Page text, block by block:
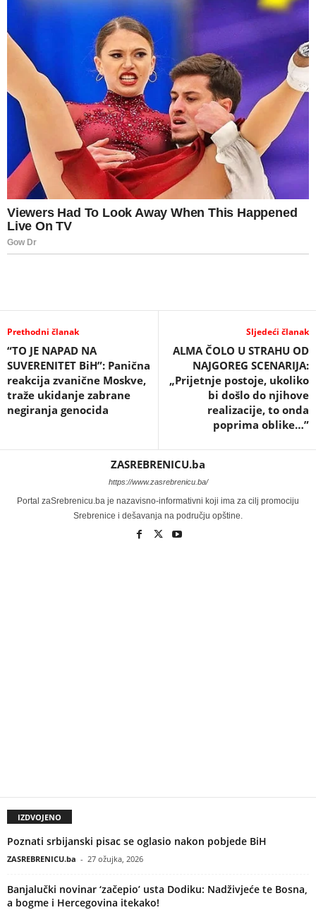
Prethodni članak
“TO JE NAPAD NA
SUVERENITET BiH”: Panična
reakcija zvanične Moskve,
traže ukidanje zabrane
negiranja genocida
Sljedeći članak
ALMA ČOLO U STRAHU OD
NAJGOREG SCENARIJA:
„Prijetnje postoje, ukoliko
bi došlo do njihove
realizacije, to onda
poprima oblike…”
ZASREBRENICU.ba
https://www.zasrebrenicu.ba/
Portal zaSrebrenicu.ba je nazavisno-informativni koji ima za cilj promociju
Srebrenice i dešavanja na području opštine.
IZDVOJENO
Poznati srbijanski pisac se oglasio nakon pobjede BiH
ZASREBRENICU.ba - 27 ožujka, 2026
Banjalučki novinar ‘začepio’ usta Dodiku: Nadživjeće te Bosna,
a bogme i Hercegovina itekako!